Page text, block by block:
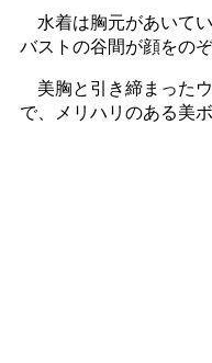
水着は胸元があいて
バストの谷間が顔をのぞ
美胸と引き締まった
で、メリハリのある美